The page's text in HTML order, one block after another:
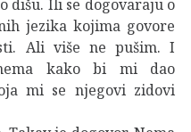
dišu. Ili se dogovaraju o
jezika kojima govore
Ali više ne pušim. I
kako bi mi dao
mi se njegovi zidovi